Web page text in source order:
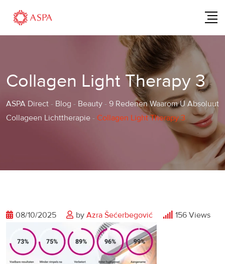
content
Collagen Light Therapy 3
ASPA Direct - Blog - Beauty - 9 Redenen Waarom U Absoluut
Collageen Lichttherapie - Collagen Light Therapy 3
08/10/2025 by Azra Šećerbegović 156 Views